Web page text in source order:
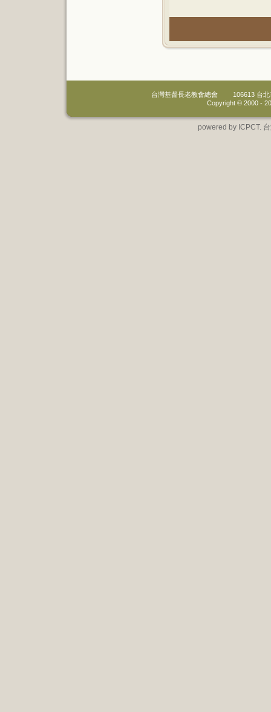
台灣基督長老教會總會
106613 台
Copyright © 2000 -
powered by ICPCT.